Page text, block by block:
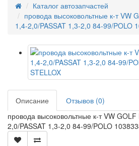
Каталог автозапчастей
провода высоковольтные к-т VW
1,4-2,0/PASSAT 1,3-2,0 84-99/POLO
Описание
Отзывов (0)
провода высоковольтные к-т VW
2,0/PASSAT 1,3-2,0 84-99/POLO